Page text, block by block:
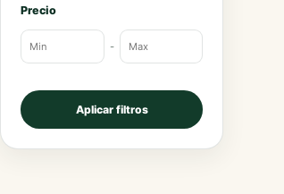
Precio
-
Aplicar filtros